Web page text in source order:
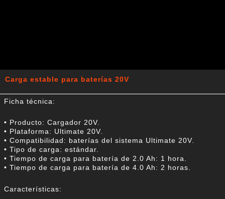
Carga estable para baterías 20V
Ficha técnica:
• Producto: Cargador 20V.
• Plataforma: Ultimate 20V.
• Compatibilidad: baterías del sistema Ultimate 20V.
• Tipo de carga: estándar.
• Tiempo de carga para batería de 2.0 Ah: 1 hora.
• Tiempo de carga para batería de 4.0 Ah: 2 horas.
Características: